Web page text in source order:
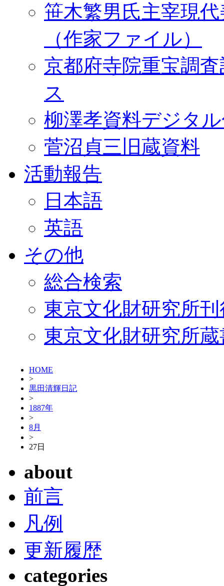
笹木繁男氏主宰現
（作家ファイル）
京都府寺院重宝調
ス
柳澤孝資料デジタ
菅沼貞三旧蔵資料
活動報告
日本語
英語
その他
総合検索
東京文化財研究所
東京文化財研究所
HOME
>
黒田清輝日記
>
1887年
>
8月
>
27日
about
前言
凡例
更新履歴
categories